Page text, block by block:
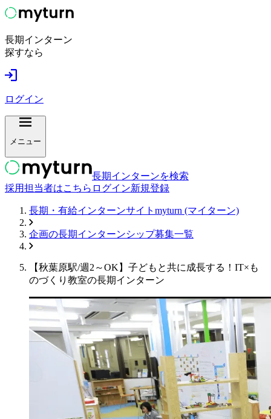
長期インターン
探すなら
ログイン
メニュー
長期インターンを検索
採用担当者はこちら ログイン新規登録
長期・有給インターンサイトmyturn (マイターン)
企画の長期インターンシップ募集一覧
【秋葉原駅/週2～OK】子どもと共に成長する！IT×も
のづくり教室の長期インターン